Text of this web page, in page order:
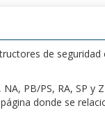
de
PB/PS, RA, SP y
donde se